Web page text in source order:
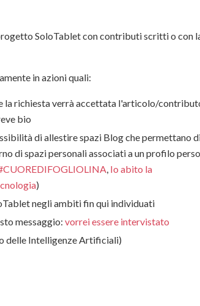
SoloTablet con contributi scritti o con
in azioni quali:
la richiesta verrà accettata l'articolo/
bio
di allestire spazi Blog che permettano
di spazi personali associati a un profilo
Io abito la
)
negli ambiti fin qui individuati
messaggio: vorrei essere intervistato
delle Intelligenze Artificiali)